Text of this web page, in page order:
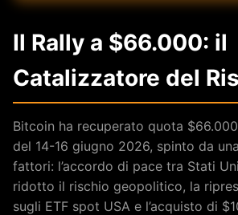
Il Rally a $66.000: il
Catalizzatore del
Bitcoin ha recuperato quota
del 14-16 giugno 2026, spinto da
fattori: l’accordo di pace tra Stati
ridotto il rischio geopolitico, la
sugli ETF spot USA e l’acquisto di